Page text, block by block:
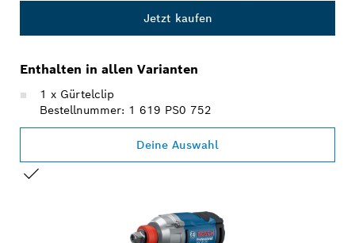
Jetzt kaufen
Enthalten in allen Varianten
1 x Gürtelclip
Bestellnummer: 1 619 PS0 752
Deine Auswahl